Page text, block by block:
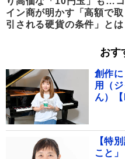
イン商が明かす「高額で取
引される硬貨の条件」とは
おす
創作
用（
ん）
【特
こと